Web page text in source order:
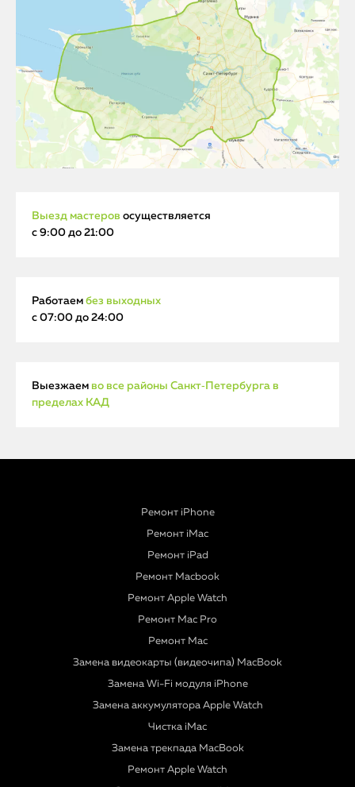
Выезд мастеров осуществляется
с 9:00 до 21:00
Работаем без выходных
с 07:00 до 24:00
Выезжаем во все районы Санкт‑Петербурга в
пределах КАД
Ремонт iPhone
Ремонт iMac
Ремонт iPad
Ремонт Macbook
Ремонт Apple Watch
Ремонт Mac Pro
Ремонт Mac
Замена видеокарты (видеочипа) MacBook
Замена Wi-Fi модуля iPhone
Замена аккумулятора Apple Watch
Чистка iMac
Замена трекпада MacBook
Ремонт Apple Watch